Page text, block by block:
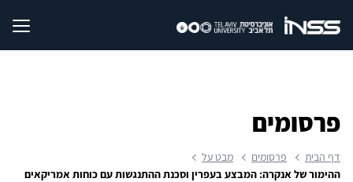
פרסומים
דף הבית פרסומים
מבט על
ההימור של אנקרה: המבצע בעפרין וסכנת ההתנגשות עם כוחות אמריקאים